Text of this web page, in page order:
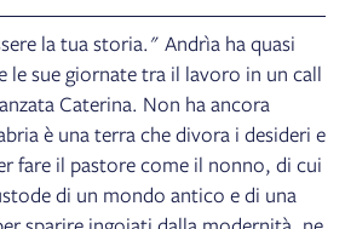
la tua storia." Andrìa ha quasi
sue giornate tra il lavoro in un call
Caterina. Non ha ancora
è una terra che divora i desideri e
fare il pastore come il nonno, di cui
di un mondo antico e di una